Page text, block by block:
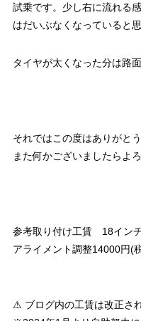
試乗です。少し右に流れる
はだいぶなくなっていると思
タイヤが太くなった分は路
それではこの度はありがと
また何かございましたらよ
参考取り付け工賃 18イン
アライメント調整14000円(
⚠ ブログ内の工賃は改正さ